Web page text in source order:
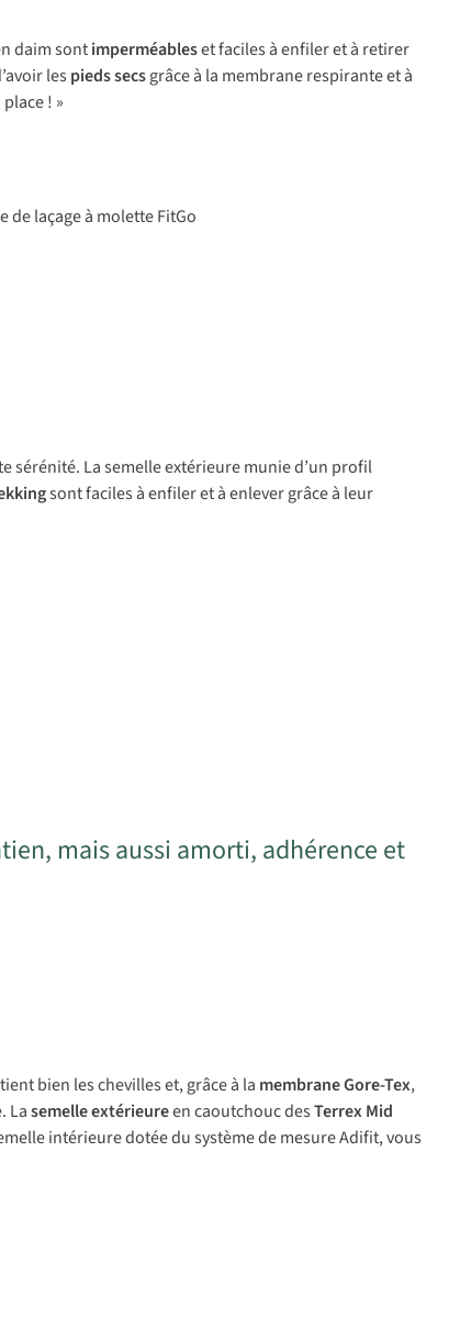
daim sontimperméableset faciles à enfiler et à retirer
les pieds secsgrâce à la membrane respirante et à
! »
delaçageà molette FitGo
sérénité. La semelle extérieure munie d’un profil
sont faciles à enfiler et à enlever grâce à leur
mais aussi amorti, adhérence et
bien les chevilles et, grâce à la membrane Gore-Tex,
Lasemelle extérieureen caoutchouc desTerrex Mid
intérieure dotée du système de mesure Adifit, vous